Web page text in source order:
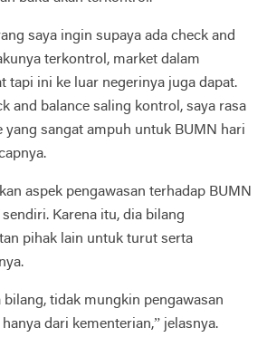
saya ingin supaya ada check and
terkontrol, market dalam
tapi ini ke luar negerinya juga dapat.
and balance saling kontrol, saya rasa
yang sangat ampuh untuk BUMN hari
aspek pengawasan terhadap BUMN
Karena itu, dia bilang
pihak lain untuk turut serta
bilang, tidak mungkin pengawasan
dari kementerian,” jelasnya.